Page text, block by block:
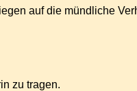
auf die mündliche
zu tragen.